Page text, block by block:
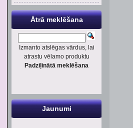
Ātrā meklēšana
Izmanto atslēgas vārdus, lai
atrastu vēlamo produktu
Padziļinātā meklēšana
Jaunumi